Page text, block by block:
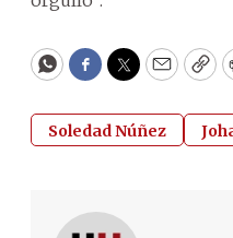
WhatsApp
Facebook
Twitter
Email
Soledad Núñez